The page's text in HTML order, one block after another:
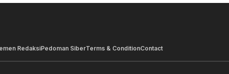
RedaksiPedoman SiberTerms & ConditionContact